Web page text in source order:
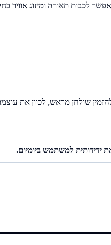
תאורה ומיזוג אוויר
שולחן מראש, לכוון את
למשתמש ביומיום.